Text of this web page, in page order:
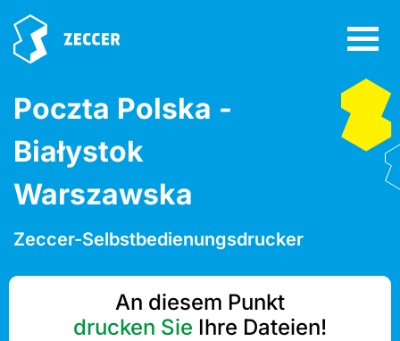
Poczta Polska -
Białystok
Warszawska
Zeccer-Selbstbedienungsdrucker
An diesem Punkt
drucken Sie Ihre Dateien!